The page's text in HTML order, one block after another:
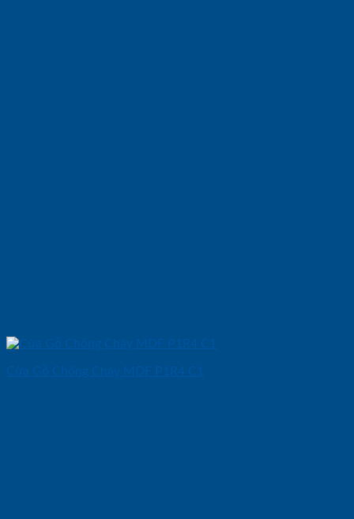
Cửa Gỗ Chống Cháy MDF P1R4 C1